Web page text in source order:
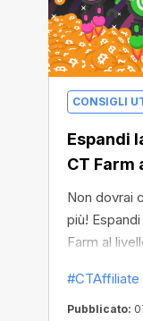
CONSIGLI
Espandi
CT Farm
Non dovrai
più!
Farm al
una sana
mercato.
#CTAffiliate
Pubblicato: